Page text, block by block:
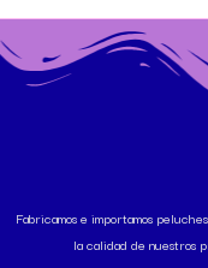
Fabricamos e importamos
la calidad de nuestros